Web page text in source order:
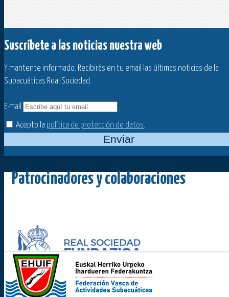
Suscríbete a las noticias nuestra web
Y mantente informado. Recibirás en tu email las últimas noticias de la
Subacuáticas Real Sociedad.
E-mail
Acepto la política de protección de datos.
Enviar
Patrocinadores y colaboraciones